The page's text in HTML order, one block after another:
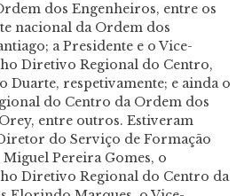
dos Engenheiros, entre os
nacional da Ordem dos
a Presidente e o Vice-
Diretivo Regional do Centro,
Duarte, respetivamente; e ainda o
do Centro da Ordem dos
entre outros. Estiveram
do Serviço de Formação
Pereira Gomes, o
Diretivo Regional do Centro da